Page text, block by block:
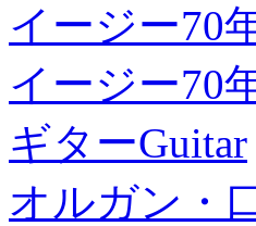
イージー70
イージー70
ギターGuitar
オルガン・